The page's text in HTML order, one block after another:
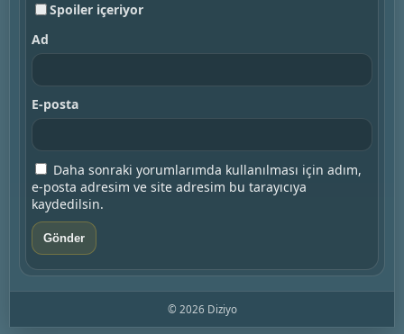
Spoiler içeriyor
Ad
E-posta
Daha sonraki yorumlarımda kullanılması için adım,
e-posta adresim ve site adresim bu tarayıcıya
kaydedilsin.
© 2026 Diziyo